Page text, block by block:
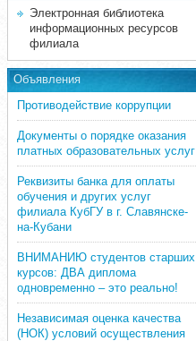
Электронная библиотека
информационных ресурсов
филиала
Объявления
Противодействие коррупции
Документы о порядке оказания
платных образовательных услуг
Реквизиты банка для оплаты
обучения и других услуг
филиала КубГУ в г. Славянске-
на-Кубани
ВНИМАНИЮ студентов старших
курсов: ДВА диплома
одновременно – это реально!
Независимая оценка качества
(НОК) условий осуществления